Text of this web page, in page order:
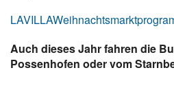
Auch dieses Jahr fahren die
Possenhofen oder vom